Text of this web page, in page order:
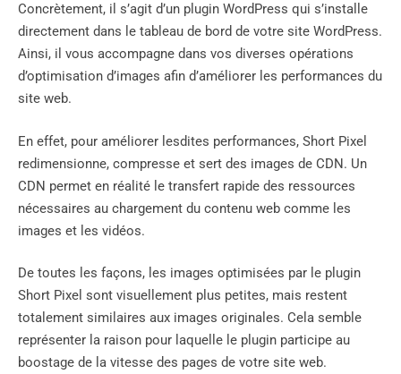
Concrètement, il s’agit d’un plugin WordPress qui s’installe
directement dans le tableau de bord de votre site WordPress.
Ainsi, il vous accompagne dans vos diverses opérations
d’optimisation d’images afin d’améliorer les performances du
site web.
En effet, pour améliorer lesdites performances, Short Pixel
redimensionne, compresse et sert des images de CDN. Un
CDN permet en réalité le transfert rapide des ressources
nécessaires au chargement du contenu web comme les
images et les vidéos.
De toutes les façons, les images optimisées par le plugin
Short Pixel sont visuellement plus petites, mais restent
totalement similaires aux images originales. Cela semble
représenter la raison pour laquelle le plugin participe au
boostage de la vitesse des pages de votre site web.